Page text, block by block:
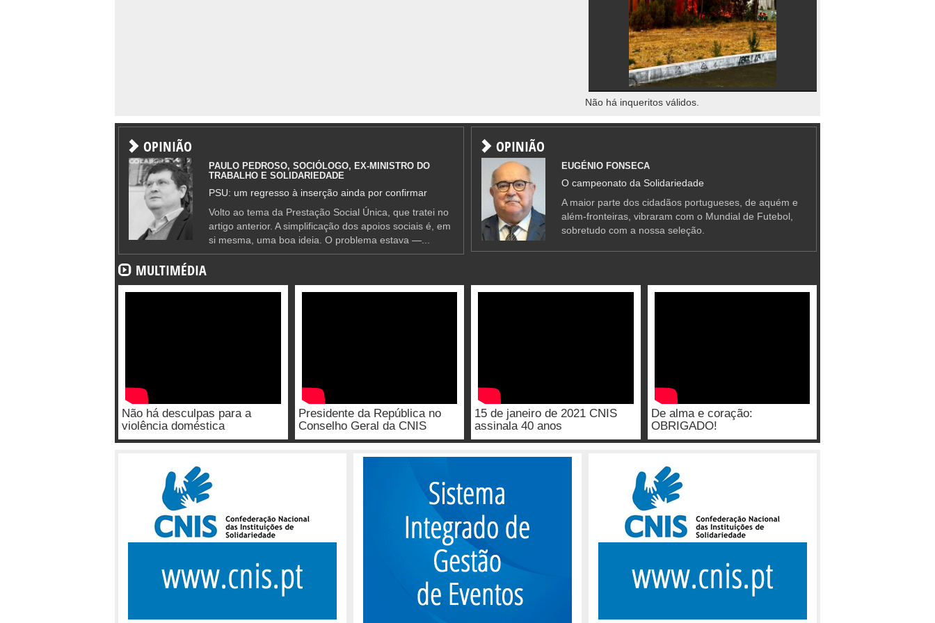
Não há inqueritos válidos.
OPINIÃO
PAULO PEDROSO, SOCIÓLOGO, EX-MINISTRO DO
TRABALHO E SOLIDARIEDADE
PSU: um regresso à inserção ainda por confirmar
Volto ao tema da Prestação Social Única, que tratei no
artigo anterior. A simplificação dos apoios sociais é, em
si mesma, uma boa ideia. O problema estava —...
OPINIÃO
EUGÉNIO FONSECA
O campeonato da Solidariedade
A maior parte dos cidadãos portugueses, de aquém e
além-fronteiras, vibraram com o Mundial de Futebol,
sobretudo com a nossa seleção.
MULTIMÉDIA
Não há desculpas para a
violência doméstica
Presidente da República no
Conselho Geral da CNIS
15 de janeiro de 2021 CNIS
assinala 40 anos
De alma e coração:
OBRIGADO!